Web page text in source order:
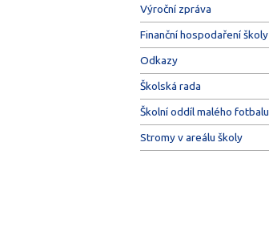
Výroční zpráva
Finanční hospodaření školy
Odkazy
Školská rada
Školní oddíl malého fotbalu
Stromy v areálu školy